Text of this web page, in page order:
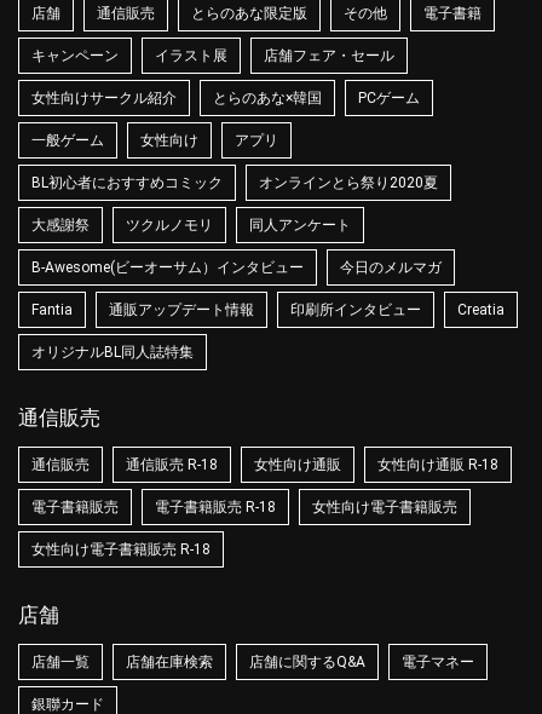
店舗 通信販売 とらのあな限定版 その他 電子書籍
キャンペーン イラスト展 店舗フェア・セール
女性向けサークル紹介 とらのあな×韓国 PCゲーム
一般ゲーム 女性向け アプリ
BL初心者におすすめコミック オンラインとら祭り2020夏
大感謝祭 ツクルノモリ 同人アンケート
B-Awesome(ビーオーサム）インタビュー 今日のメルマガ
Fantia 通販アップデート情報 印刷所インタビュー Creatia
オリジナルBL同人誌特集
通信販売
通信販売 通信販売 R-18 女性向け通販 女性向け通販 R-18
電子書籍販売 電子書籍販売 R-18 女性向け電子書籍販売
女性向け電子書籍販売 R-18
店舗
店舗一覧 店舗在庫検索 店舗に関するQ&A 電子マネー
銀聯カード